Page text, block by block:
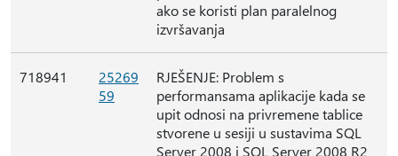
ako se koristi plan paralelnog
izvršavanja
718941
25269
59
RJEŠENJE: Problem s
performansama aplikacije kada se
upit odnosi na privremene tablice
stvorene u sesiji u sustavima SQL
Server 2008 i SQL Server 2008 R2